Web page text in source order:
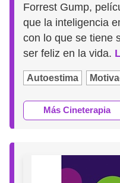
Forrest Gump,
que la inteligencia
con lo que se tiene
ser feliz en la vida.
Autoestima
Más Cineterapia